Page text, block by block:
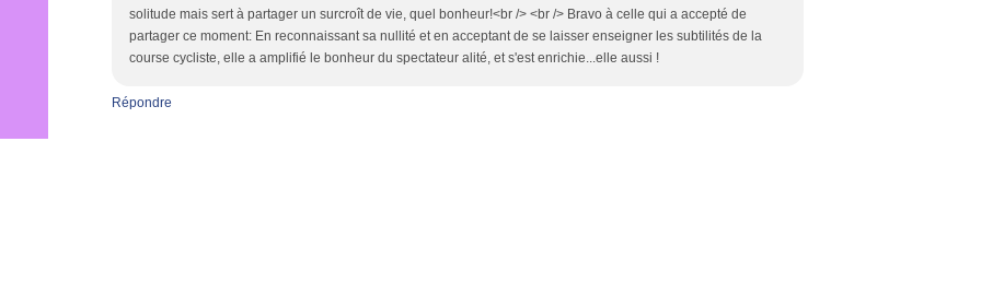
solitude mais sert à partager un surcroît de vie, quel bonheur!<br /> <br /> Bravo à celle qui a accepté de
partager ce moment: En reconnaissant sa nullité et en acceptant de se laisser enseigner les subtilités de la
course cycliste, elle a amplifié le bonheur du spectateur alité, et s'est enrichie...elle aussi !
Répondre